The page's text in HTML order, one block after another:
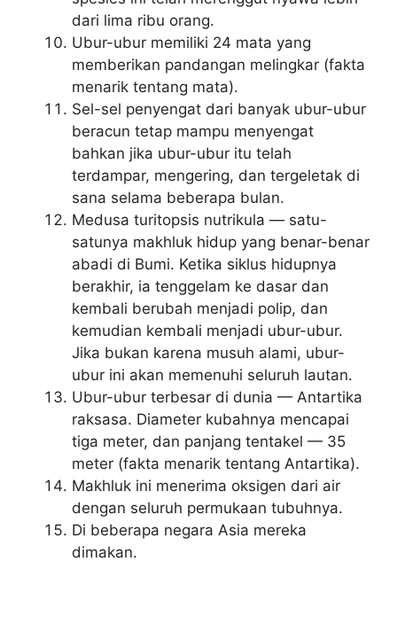
dari lima ribu orang.
Ubur-ubur memiliki 24 mata yang
memberikan pandangan melingkar (fakta
menarik tentang mata).
Sel-sel penyengat dari banyak ubur-ubur
beracun tetap mampu menyengat
bahkan jika ubur-ubur itu telah
terdampar, mengering, dan tergeletak di
sana selama beberapa bulan.
Medusa turitopsis nutrikula — satu-
satunya makhluk hidup yang benar-benar
abadi di Bumi. Ketika siklus hidupnya
berakhir, ia tenggelam ke dasar dan
kembali berubah menjadi polip, dan
kemudian kembali menjadi ubur-ubur.
Jika bukan karena musuh alami, ubur-
ubur ini akan memenuhi seluruh lautan.
Ubur-ubur terbesar di dunia — Antartika
raksasa. Diameter kubahnya mencapai
tiga meter, dan panjang tentakel — 35
meter (fakta menarik tentang Antartika).
Makhluk ini menerima oksigen dari air
dengan seluruh permukaan tubuhnya.
Di beberapa negara Asia mereka
dimakan.